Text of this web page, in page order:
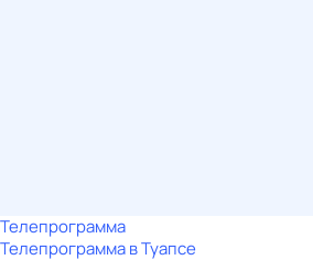
Телепрограмма
Телепрограмма в Туапсе